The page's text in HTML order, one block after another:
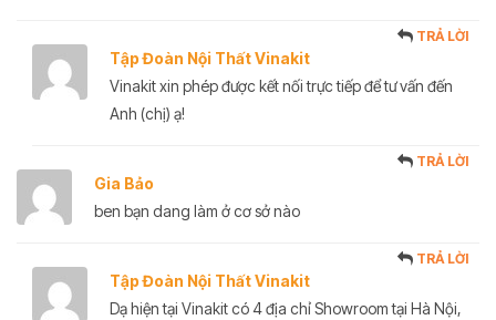
Tập Đoàn Nội Thất Vinakit
TRẢ LỜI
Vinakit xin phép được kết nối trực tiếp để tư vấn đến
Anh (chị) ạ!
Gia Bảo
TRẢ LỜI
ben bạn dang làm ở cơ sở nào
Tập Đoàn Nội Thất Vinakit
TRẢ LỜI
Dạ hiện tại Vinakit có 4 địa chỉ Showroom tại Hà Nội,